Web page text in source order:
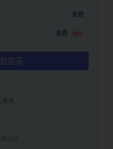
免费
免费 推荐
购买
有效
15日